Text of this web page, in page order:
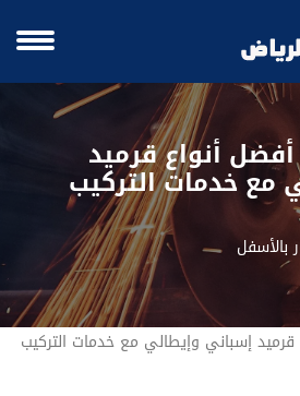
أنواع قرميد
مع خدمات التركيب
بالأسفل
إسباني وإيطالي مع خدمات التركيب